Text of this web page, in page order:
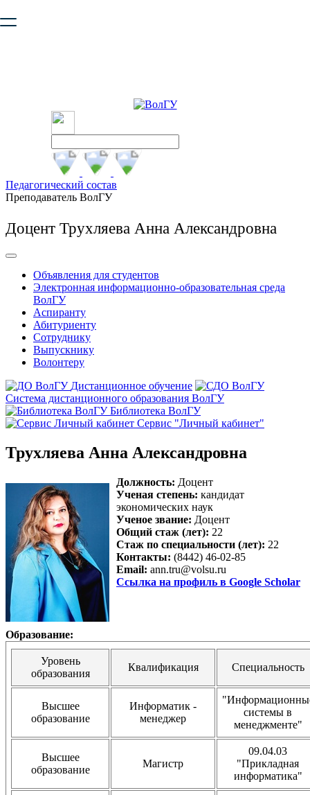
безопасную работу с сайтом. Пожалуйста
Педагогический состав
Преподаватель ВолГУ
Доцент Трухляева Анна Александровна
Объявления для студентов
Электронная информационно-образовательная среда
ВолГУ
Аспиранту
Абитуриенту
Сотруднику
Выпускнику
Волонтеру
Дистанционное обучение
Система дистанционного образования ВолГУ
Библиотека ВолГУ
Сервис "Личный кабинет"
Трухляева Анна Александровна
Должность: Доцент
Ученая степень: кандидат
экономических наук
Ученое звание: Доцент
Общий стаж (лет): 22
Стаж по специальности (лет): 22
Контакты: (8442) 46-02-85
Email: ann.tru@volsu.ru
Ссылка на профиль в Google Scholar
Образование:
Уровень
образования
Квалификация Специальность
Высшее
образование
Информатик -
менеджер
системы в
менеджменте"
Высшее
образование
Магистр
09.04.03
"Прикладная
информатика"